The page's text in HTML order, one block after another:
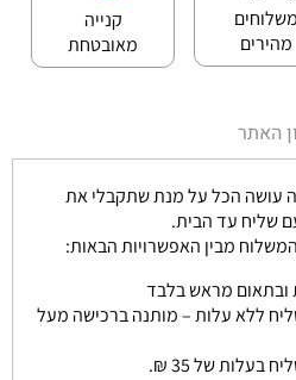
משלוחים
מהירים
קנייה
מאובטחת
האתר
עושה הכל על מנת שתקבלי את
שליח עד הבית.
מבין האפשרויות הבאות:
ובתאום מראש בלבד
ללא עלות – מותנה ברכישה מעל
של 35 ₪.